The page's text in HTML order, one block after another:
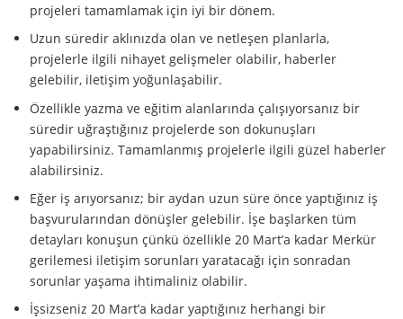
projeleri tamamlamak için iyi bir dönem.
Uzun süredir aklınızda olan ve netleşen planlarla,
projelerle ilgili nihayet gelişmeler olabilir, haberler
gelebilir, iletişim yoğunlaşabilir.
Özellikle yazma ve eğitim alanlarında çalışıyorsanız bir
süredir uğraştığınız projelerde son dokunuşları
yapabilirsiniz. Tamamlanmış projelerle ilgili güzel haberler
alabilirsiniz.
Eğer iş arıyorsanız; bir aydan uzun süre önce yaptığınız iş
başvurularından dönüşler gelebilir. İşe başlarken tüm
detayları konuşun çünkü özellikle 20 Mart’a kadar Merkür
gerilemesi iletişim sorunları yaratacağı için sonradan
sorunlar yaşama ihtimaliniz olabilir.
İşsizseniz 20 Mart’a kadar yaptığınız herhangi bir